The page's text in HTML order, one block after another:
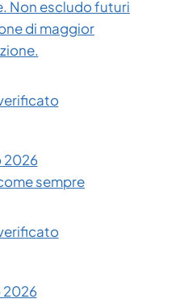
Non escludo futuri
di maggior
2026
sempre
2026